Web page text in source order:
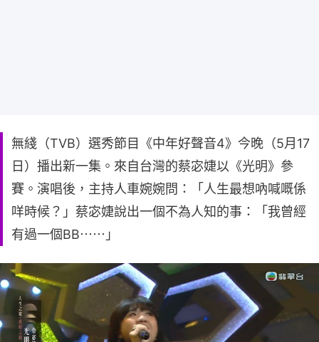
無綫（TVB）選秀節目《中年好聲音4》今晚（5月17
日）播出新一集。來自台灣的蔡宓婕以《光明》參
賽。演唱後，主持人車婉婉問：「人生最想吶喊嘅係
咩時候？」蔡宓婕說出一個不為人知的事：「我曾經
有過一個BB⋯⋯」